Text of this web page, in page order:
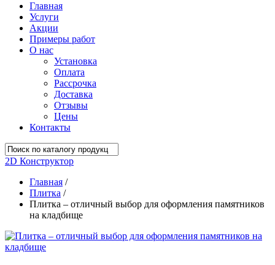
Главная
Услуги
Акции
Примеры работ
О нас
Установка
Оплата
Рассрочка
Доставка
Отзывы
Цены
Контакты
2D Конструктор
Главная /
Плитка /
Плитка – отличный выбор для оформления памятников
на кладбище